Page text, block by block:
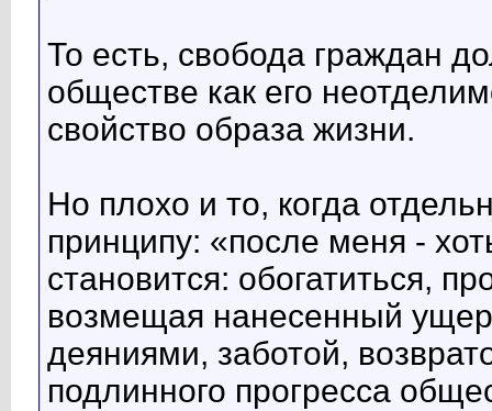
То есть, свобода граждан
обществе как его
свойство образа жизни.
Но плохо и то, когда
принципу: «после меня -
становится: обогатиться,
возмещая нанесенный
деяниями, заботой,
подлинного прогресса